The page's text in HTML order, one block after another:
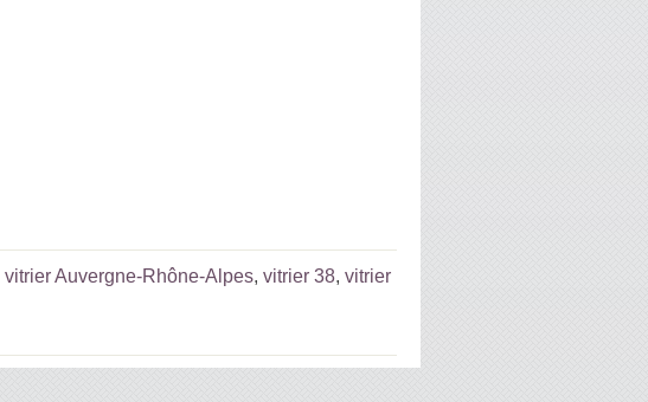
vitrier Auvergne-Rhône-Alpes, vitrier 38, vitrier